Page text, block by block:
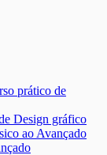
Design gráfico